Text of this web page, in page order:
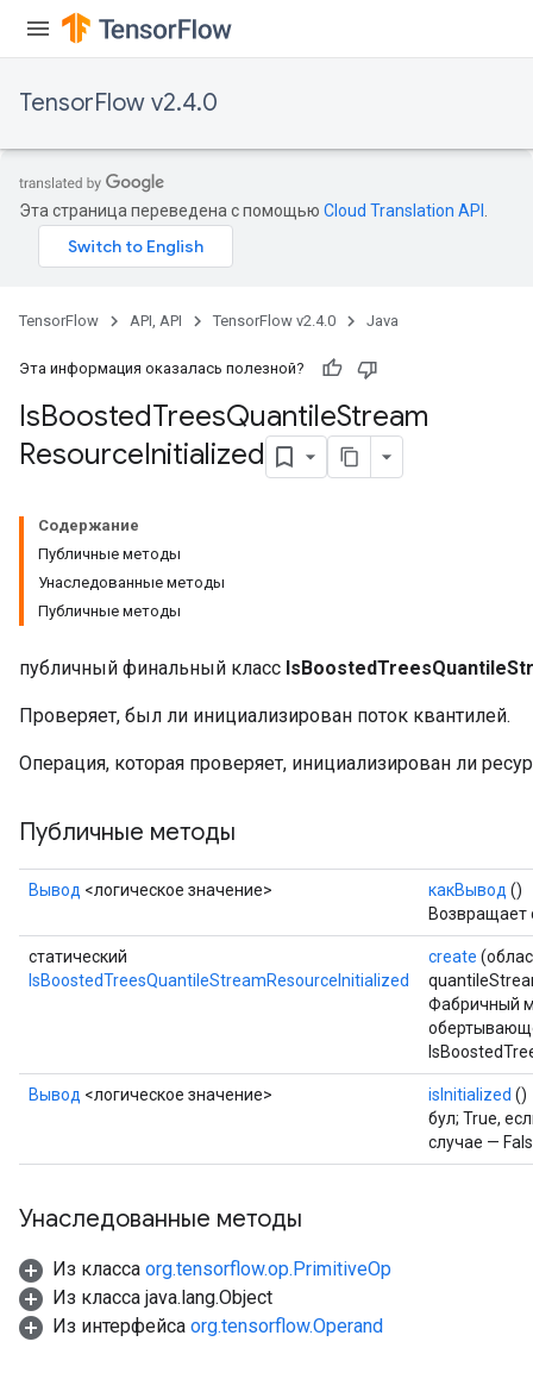
TensorFlow v2.4.0
Эта страница переведена с помощью Cloud Translation API
TensorFlow API, API TensorFlow v2.4.0 Java
Эта информация оказалась полезной?
IsBoostedTreesQuantileStream
ResourceInitialized
Содержание
Публичные методы
Унаследованные методы
Публичные методы
публичный финальный класс
Проверяет, был ли инициализирован поток квантилей.
Операция, которая проверяет, инициализирован ли
Публичные методы
Вывод <логическое значение> какВывод ()
Возвращает
статический
IsBoostedTreesQuantileStreamResourceInitialized
create
Фабричный
Вывод <логическое значение> isInitialized ()
бул; True,
случае —
Унаследованные методы
Из класса org.tensorflow.op.PrimitiveOp
Из класса java.lang.Object
Из интерфейса org.tensorflow.Operand